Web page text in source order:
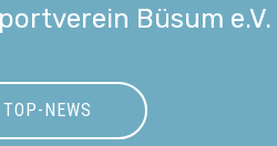
Büsum e.V.
TOP-NEWS